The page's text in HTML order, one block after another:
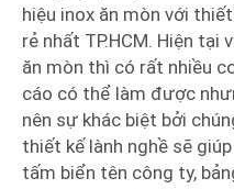
hiệu inox ăn mòn với
rẻ nhất TP.HCM. Hiện tại
ăn mòn thì có rất nhiều
cáo có thể làm được
nên sự khác biệt bởi
thiết kế lành nghề sẽ
tấm biển tên công ty,